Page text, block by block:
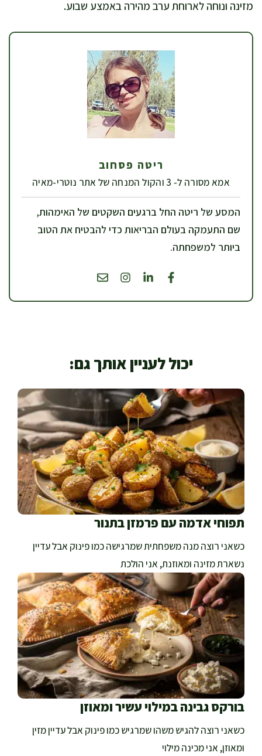
מזינה ונוחה לארוחת ערב מהירה באמצע שבוע.
ריטה פסחוב
אמא מסורה ל- 3 והקול המנחה של אתר נוטרי-מאיה
המסע של ריטה החל ברגעים השקטים של האימהות,
שם התעמקה בעולם הבריאות כדי להבטיח את הטוב
ביותר למשפחתה.
יכול לעניין אותך גם:
תפוחי אדמה עם פרמזן בתנור
כשאני רוצה מנה משפחתית שמרגישה כמו פינוק אבל עדיין
נשארת מזינה ומאוזנת, אני הולכת
בורקס גבינה במילוי עשיר ומאוזן
כשאני רוצה להגיש משהו שמרגיש כמו פינוק אבל עדיין מזין
ומאוזן, אני מכינה מילוי